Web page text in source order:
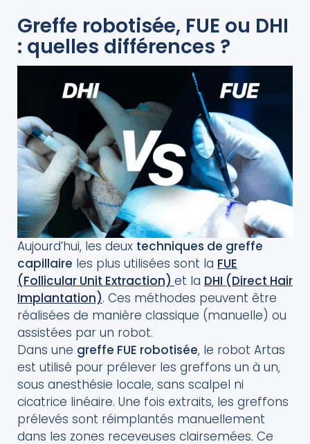
Greffe robotisée, FUE ou DHI
: quelles différences ?
Aujourd’hui, les deux techniques de greffe
capillaire les plus utilisées sont la FUE
(Follicular Unit Extraction) et la DHI (Direct Hair
Implantation). Ces méthodes peuvent être
réalisées de manière classique (manuelle) ou
assistées par un robot.
Dans une greffe FUE robotisée, le robot Artas
est utilisé pour prélever les greffons un à un,
sous anesthésie locale, sans scalpel ni
cicatrice linéaire. Une fois extraits, les greffons
prélevés sont réimplantés manuellement
dans les zones receveuses clairsemées. Ce